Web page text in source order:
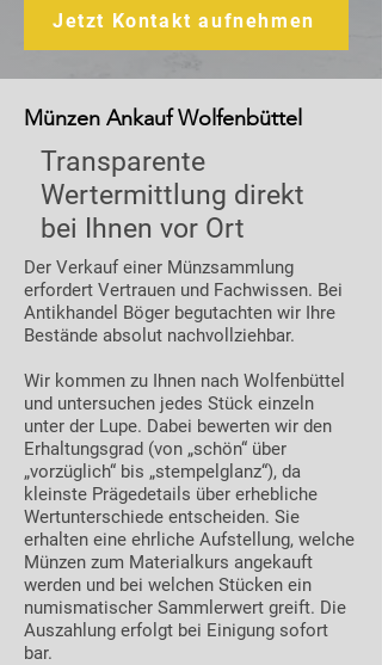
Jetzt Kontakt aufnehmen
Münzen Ankauf Wolfenbüttel
Transparente
Wertermittlung direkt
bei Ihnen vor Ort
Der Verkauf einer Münzsammlung
erfordert Vertrauen und Fachwissen. Bei
Antikhandel Böger begutachten wir Ihre
Bestände absolut nachvollziehbar.
Wir kommen zu Ihnen nach Wolfenbüttel
und untersuchen jedes Stück einzeln
unter der Lupe. Dabei bewerten wir den
Erhaltungsgrad (von „schön“ über
„vorzüglich“ bis „stempelglanz“), da
kleinste Prägedetails über erhebliche
Wertunterschiede entscheiden. Sie
erhalten eine ehrliche Aufstellung, welche
Münzen zum Materialkurs angekauft
werden und bei welchen Stücken ein
numismatischer Sammlerwert greift. Die
Auszahlung erfolgt bei Einigung sofort
bar.